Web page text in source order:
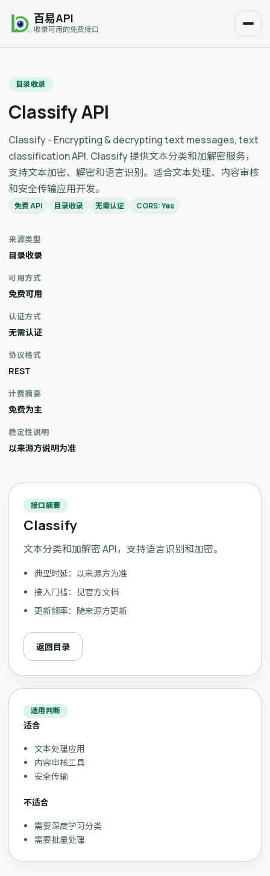
百易API
收录可用的免费接口
目录收录
Classify API
Classify - Encrypting & decrypting text messages, text
classification API. Classify 提供文本分类和加解密服务，
支持文本加密、解密和语言识别。适合文本处理、内容审核
和安全传输应用开发。
免费 API 目录收录 无需认证 CORS: Yes
来源类型
目录收录
可用方式
免费可用
认证方式
无需认证
协议格式
REST
计费摘要
免费为主
稳定性说明
以来源方说明为准
接口摘要
Classify
文本分类和加解密 API，支持语言识别和加密。
典型时延：以来源方为准
接入门槛：见官方文档
更新频率：随来源方更新
返回目录
适用判断
适合
文本处理应用
内容审核工具
安全传输
不适合
需要深度学习分类
需要批量处理